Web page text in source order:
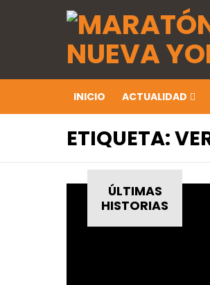
INICIO ACTUALIDAD
ETIQUETA:
ÚLTIMAS
HISTORIAS